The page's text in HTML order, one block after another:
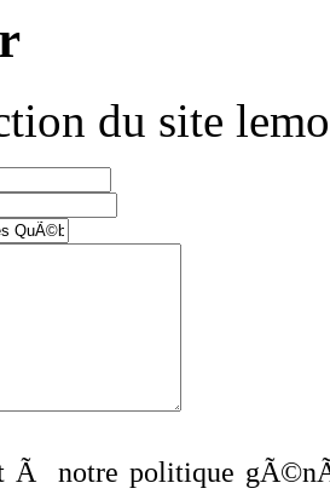
du site
Ã notre politique